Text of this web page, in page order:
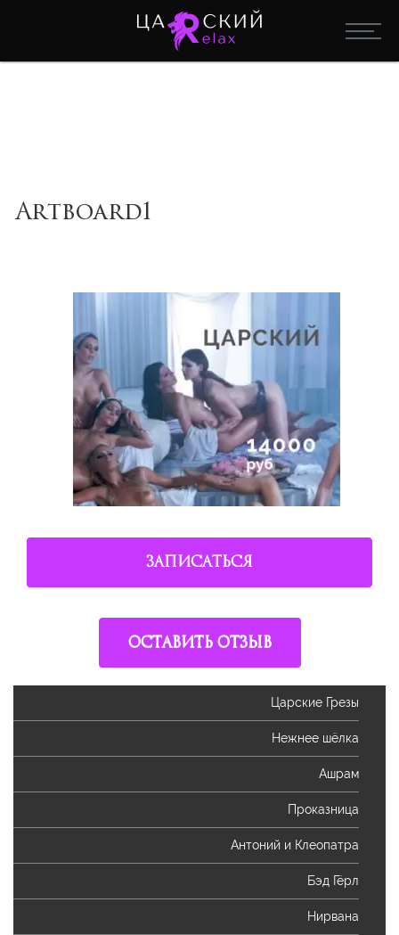
Artboard1
ЗАПИСАТЬСЯ
ОСТАВИТЬ ОТЗЫВ
Царские Грезы
Нежнее шёлка
Ашрам
Проказница
Антоний и Клеопатра
Бэд Гёрл
Нирвана